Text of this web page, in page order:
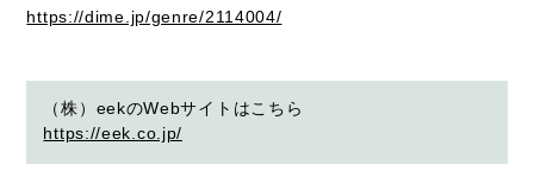
https://dime.jp/genre/2114004/
（株）eekのWebサイトはこちら
https://eek.co.jp/